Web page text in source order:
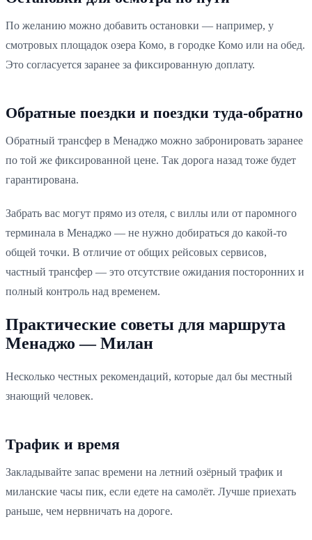
По желанию можно добавить остановки — например, у
смотровых площадок озера Комо, в городке Комо или на обед.
Это согласуется заранее за фиксированную доплату.
Обратные поездки и поездки туда-обратно
Обратный трансфер в Менаджо можно забронировать заранее
по той же фиксированной цене. Так дорога назад тоже будет
гарантирована.
Забрать вас могут прямо из отеля, с виллы или от паромного
терминала в Менаджо — не нужно добираться до какой-то
общей точки. В отличие от общих рейсовых сервисов,
частный трансфер — это отсутствие ожидания посторонних и
полный контроль над временем.
Практические советы для маршрута
Менаджо — Милан
Несколько честных рекомендаций, которые дал бы местный
знающий человек.
Трафик и время
Закладывайте запас времени на летний озёрный трафик и
миланские часы пик, если едете на самолёт. Лучше приехать
раньше, чем нервничать на дороге.